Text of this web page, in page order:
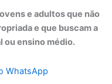
e adultos que não
e que buscam a
ou ensino médio.
WhatsApp